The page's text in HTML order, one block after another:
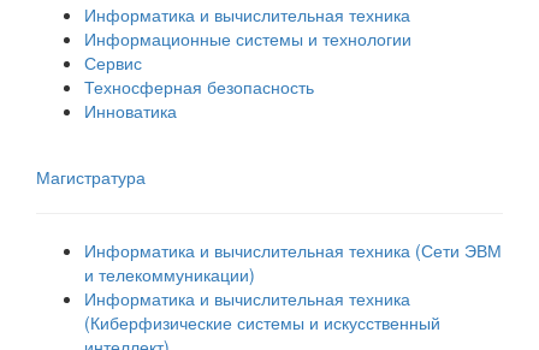
Информатика и вычислительная техника
Информационные системы и технологии
Сервис
Техносферная безопасность
Инноватика
Магистратура
Информатика и вычислительная техника (Сети ЭВМ
и телекоммуникации)
Информатика и вычислительная техника
(Киберфизические системы и искусственный